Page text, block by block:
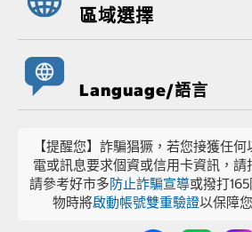
區域選擇
Language/語言
【提醒您】詐騙猖獗，若您接獲任
電或訊息要求個資或信用卡資訊，請
請參考好市多防止詐騙宣導或撥打
物時將啟動帳號雙重驗證以保障